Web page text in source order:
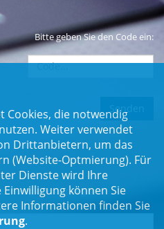
Bitte geben Sie den Code ein:
und der Region.
Cookies, die notwendig
Weiter verwendet
Drittanbietern, um das
(Website-Optmierung). Für
Dienste wird Ihre
können Sie
Informationen finden Sie
.